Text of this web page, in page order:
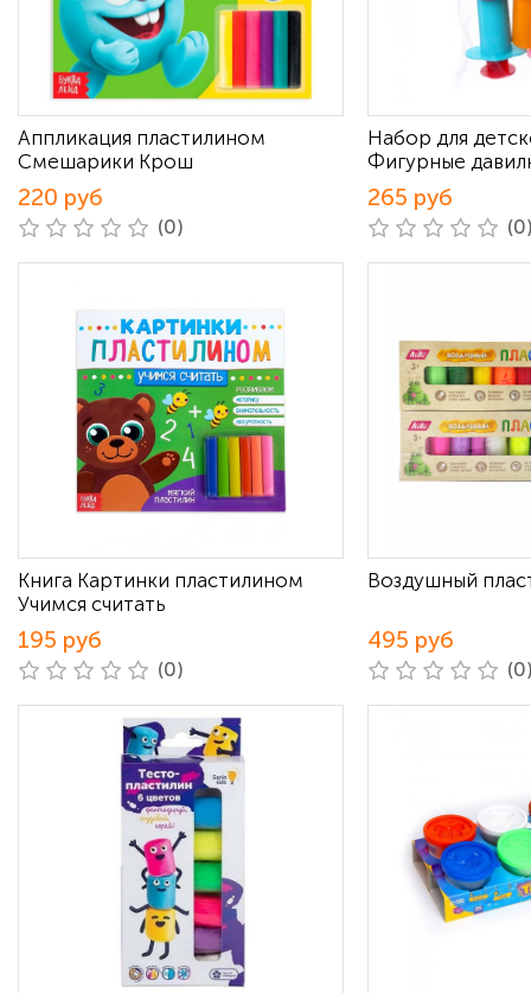
Аппликация пластилином
Смешарики Крош
220 руб
(0)
Набор для
Фигурные
265 руб
Книга Картинки пластилином
Учимся считать
195 руб
(0)
Воздушный
495 руб